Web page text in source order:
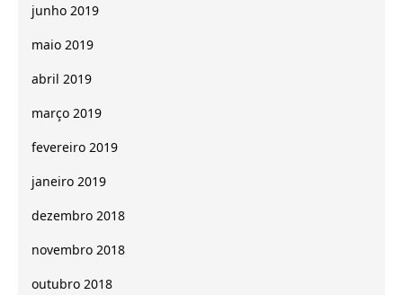
junho 2019
maio 2019
abril 2019
março 2019
fevereiro 2019
janeiro 2019
dezembro 2018
novembro 2018
outubro 2018